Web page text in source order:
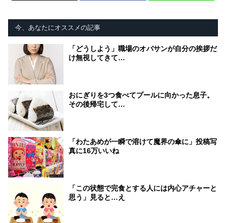
今、あなたにオススメの記事
「どうしよう」職場のオバサンが自分の挨拶だ
け無視してきて…
おにぎりを3つ食べてプールに向かった息子。
その後帰宅して…
「わたあめが一瞬で溶けて魔界の傘に」投稿写
真に16万いいね
「この状態で完食とする人には内心アチャーと
思う」見ると…え